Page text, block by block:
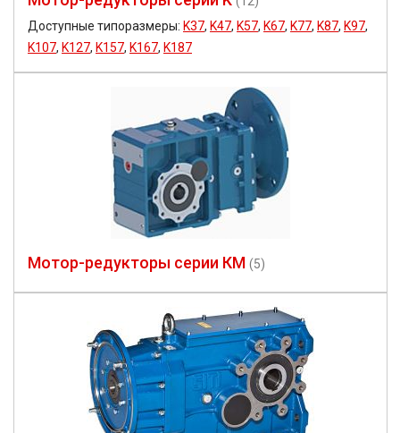
Доступные типоразмеры: K37, K47, K57, K67, K77, K87, K97,
K107, K127, K157, K167, K187
Мотор-редукторы серии КМ (5)